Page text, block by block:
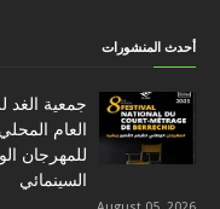
أحدث المنشورات
جمعية الغد
العام
للمهرجان
السينمائي